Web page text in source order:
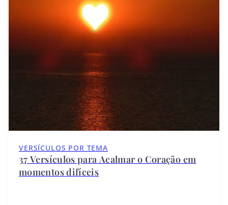
VERSÍCULOS POR TEMA
37 Versículos para Acalmar o Coração em
momentos difíceis